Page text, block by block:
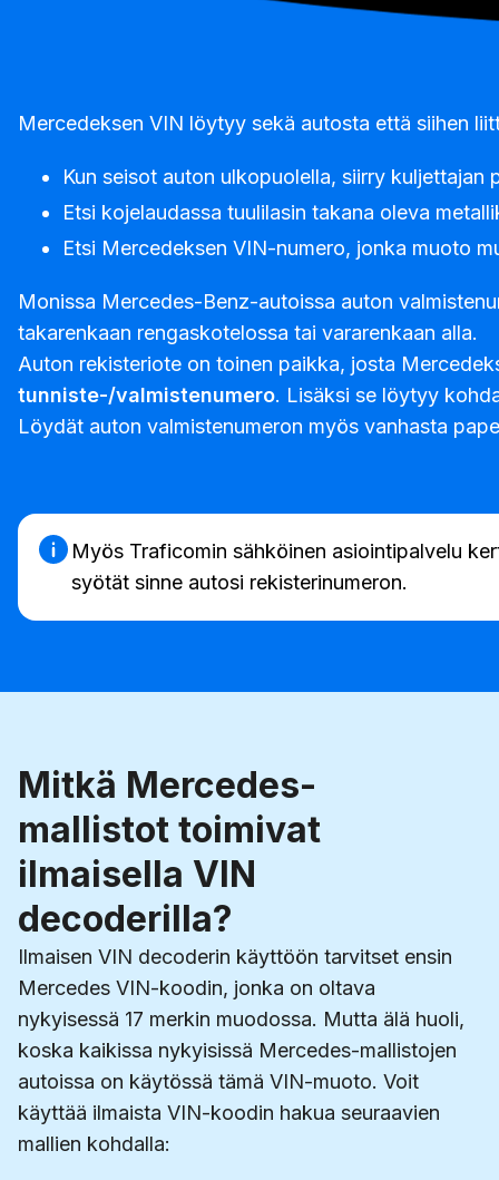
Mercedeksen VIN löytyy sekä autosta että siihen
Kun seisot auton ulkopuolella, siirry kuljettajan
Etsi kojelaudassa tuulilasin takana oleva
Etsi Mercedeksen VIN-numero, jonka muoto
Monissa Mercedes-Benz-autoissa auton
takarenkaan rengaskotelossa tai vararenkaan alla.
Auton rekisteriote on toinen paikka, josta
tunniste-/valmistenumero. Lisäksi se löytyy
Löydät auton valmistenumeron myös vanhasta
Myös Traficomin sähköinen asiointipalvelu
syötät sinne autosi rekisterinumeron.
Mitkä Mercedes-
mallistot toimivat
ilmaisella VIN
decoderilla?
Ilmaisen VIN decoderin käyttöön tarvitset ensin
Mercedes VIN-koodin, jonka on oltava
nykyisessä 17 merkin muodossa. Mutta älä huoli,
koska kaikissa nykyisissä Mercedes-mallistojen
autoissa on käytössä tämä VIN-muoto. Voit
käyttää ilmaista VIN-koodin hakua seuraavien
mallien kohdalla: